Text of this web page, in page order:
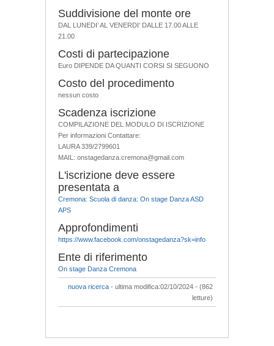
Suddivisione del monte ore
DAL LUNEDI’ AL VENERDI’ DALLE 17.00 ALLE
21.00
Costi di partecipazione
Euro DIPENDE DA QUANTI CORSI SI SEGUONO
Costo del procedimento
nessun costo
Scadenza iscrizione
COMPILAZIONE DEL MODULO DI ISCRIZIONE
Per informazioni Contattare:
LAURA 339/2799601
MAIL: onstagedanza.cremona@gmail.com
L'iscrizione deve essere
presentata a
Cremona: Scuola di danza: On stage Danza ASD
APS
Approfondimenti
https://www.facebook.com/onstagedanza?sk=info
Ente di riferimento
On stage Danza Cremona
nuova ricerca - ultima modifica:02/10/2024 - (862
letture)